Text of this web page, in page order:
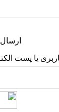
یا پست